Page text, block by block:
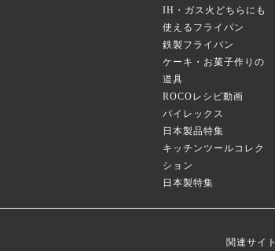
IH・ガス火どちらにも
使えるフライパン
鉄製フライパン
ケーキ・お菓子作りの
道具
ROCOレシピ動画
パイレックス
日本製品特集
キッチンツールコレク
ション
日本製特集
関連サイト